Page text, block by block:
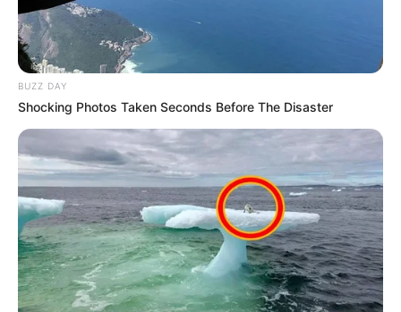
BUZZ DAY
Shocking Photos Taken Seconds Before The Disaster